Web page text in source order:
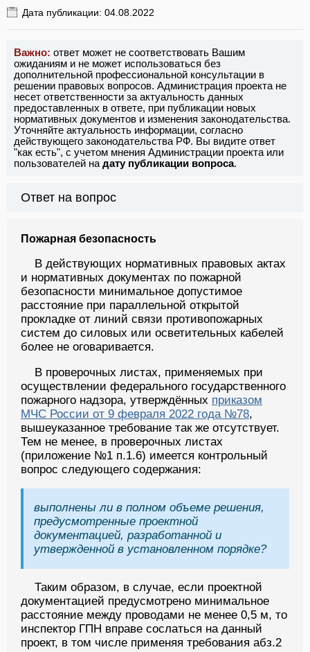
Дата публикации: 04.08.2022
Важно: ответ может не соответствовать Вашим
ожиданиям и не может использоваться без
дополнительной профессиональной консультации в
решении правовых вопросов. Администрация проекта не
несет ответственности за актуальность данных
предоставленных в ответе, при публикации новых
нормативных документов и изменения законодательства.
Уточняйте актуальность информации, согласно
действующего законодательства РФ. Вы видите ответ
"как есть", с учетом мнения Администрации проекта или
пользователей на дату публикации вопроса.
Ответ на вопрос
Пожарная безопасность
В действующих нормативных правовых актах
и нормативных документах по пожарной
безопасности минимальное допустимое
расстояние при параллельной открытой
прокладке от линий связи противопожарных
систем до силовых или осветительных кабелей
более не оговаривается.
В проверочных листах, применяемых при
осуществлении федерального государственного
пожарного надзора, утверждённых приказом
МЧС России от 9 февраля 2022 года №78,
вышеуказанное требование так же отсутствует.
Тем не менее, в проверочных листах
(приложение №1 п.1.6) имеется контрольный
вопрос следующего содержания:
выполнены ли в полном объеме решения,
предусмотренные проектной
документацией, разработанной и
утвержденной в установленном порядке?
Таким образом, в случае, если проектной
документацией предусмотрено минимальное
расстояние между проводами не менее 0,5 м, то
инспектор ГПН вправе сослаться на данный
проект, в том числе применяя требования абз.2